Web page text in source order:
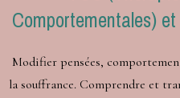
Comportementales)
Modifier pensées,
la souffrance. Comprendre et